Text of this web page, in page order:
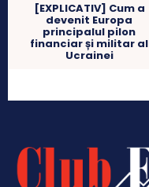
[EXPLICATIV] Cum a
devenit Europa
principalul pilon
financiar și militar al
Ucrainei